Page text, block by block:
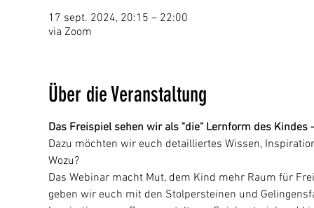
17 sept. 2024, 20:15 – 22:00
via Zoom
Über die Veranstaltung
Das Freispiel sehen wir als "die" Lernform des
Dazu möchten wir euch detailliertes Wissen,
Wozu?
Das Webinar macht Mut, dem Kind mehr Raum für
geben wir euch mit den Stolpersteinen und